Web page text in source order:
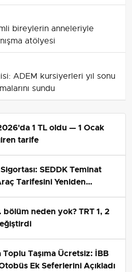
bireylerin anneleriyle
atölyesi
ADEM kursiyerleri yıl sonu
sundu
1 TL oldu — 1 Ocak
tarife
SEDDK Teminat
Tarifesini Yeniden
bölüm neden yok? TRT 1, 2
Taşıma Ücretsiz: İBB
Ek Seferlerini Açıkladı